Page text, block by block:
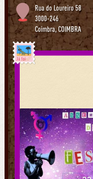
Rua do Loureiro 58
3000-246
Coimbra,COIMBRA
Já foi